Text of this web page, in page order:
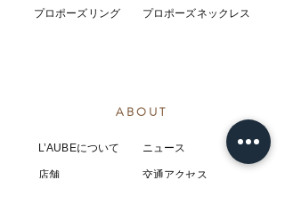
プロポーズリング プロポーズネックレス
ABOUT
L’AUBEについて
店舗
​ニュース
​交通アクセス